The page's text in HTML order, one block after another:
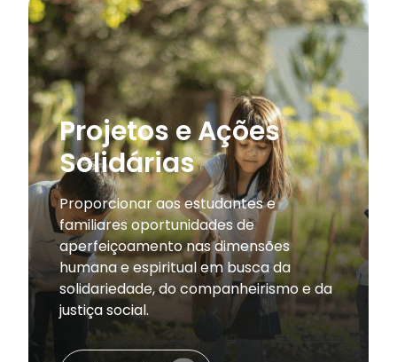
Projetos e Ações
Solidárias
Proporcionar aos estudantes e
familiares oportunidades de
aperfeiçoamento nas dimensões
humana e espiritual em busca da
solidariedade, do companheirismo e da
justiça social.